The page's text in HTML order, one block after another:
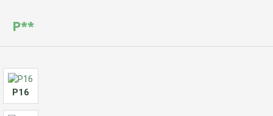
Р**
Р16